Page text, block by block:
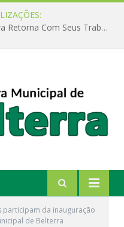
Câmara de Vereadores de Belterra Retorna Com Seus Trabalhos Legislativos
participam da inauguração
de Belterra